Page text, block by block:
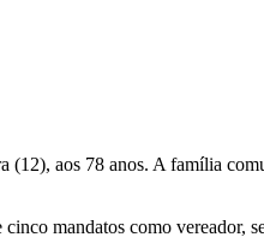
aos 78 anos. A família
mandatos como